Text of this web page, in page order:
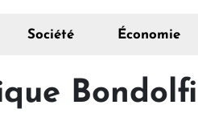
Société Économie